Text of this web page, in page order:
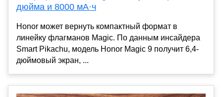
дюйма и 8000 мА·ч
Honor может вернуть компактный формат в
линейку флагманов Magic. По данным инсайдера
Smart Pikachu, модель Honor Magic 9 получит 6,4-
дюймовый экран, ...